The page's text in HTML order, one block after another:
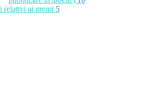
relativi ai premi 5